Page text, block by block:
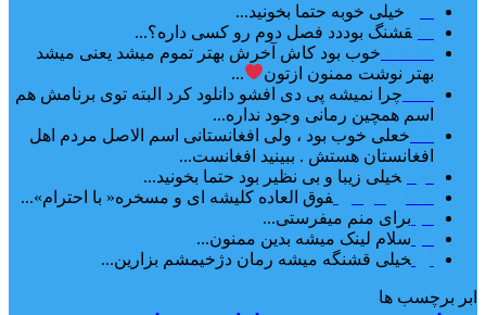
خیلی خوبه حتما بخونید...
قشنگ بوددد فصل دوم رو کسی داره؟...
خوب بود کاش آخرش بهتر تموم میشد یعنی میشد
بهتر نوشت ممنون ازتون
...
چرا نمیشه پی دی افشو دانلود کرد البته توی برنامش هم
اسم همچین رمانی وجود نداره...
خعلی خوب بود ، ولی افغانستانی اسم الاصل مردم اهل
افغانستان هستش . ببینید افغانست...
مهتابخیلی زیبا و بی نظیر بود حتما بخونید...
فوق العاده کلیشه ای و مسخره« با احترام»...
برای منم میفرستی...
سلام لینک میشه بدین ممنون...
آرینخیلی قشنگه میشه رمان دژخیمشم بزارین...
ابر برچسب ها